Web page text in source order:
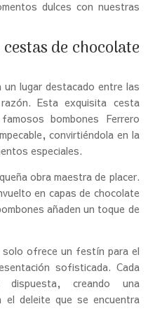
dulces con nuestras
de chocolate
un lugar destacado entre las
Esta exquisita cesta
bombones Ferrero
convirtiéndola en la
especiales.
obra maestra de placer.
en capas de chocolate
añaden un toque de
solo ofrece un festín para el
sofisticada. Cada
dispuesta, creando una
el deleite que se encuentra